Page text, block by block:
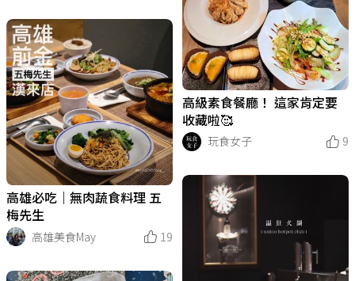
高級素食餐廳！ 這家肯定要
收藏啦🥰
玩食女子
9
高雄必吃｜無肉蔬食料理 五
梅先生
高雄美食May
19